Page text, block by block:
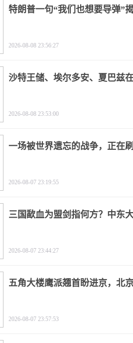
特朗普一句“我们也想要导弹”
2026-08-08 23:56:27
沙特王储、埃尔多安、夏巴兹
2026-08-08 23:53:00
一场被世界遗忘的战争，正在
2026-08-07 23:19:55
三国歃血为盟剑指何方？中东
2026-08-07 23:44:27
五角大楼鹰派翘首盼进京，北
2026-08-07 23:57:53